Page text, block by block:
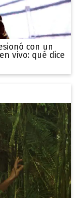
con un
vivo: qué dice